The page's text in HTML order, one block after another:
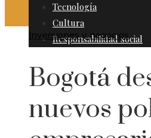
Tecnología
Cultura
Responsabilidad social
Inversiones y negocios
Bogotá
nuevos